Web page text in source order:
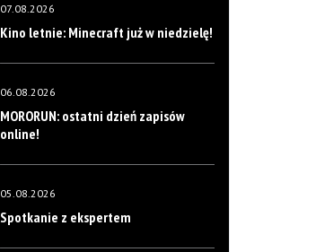
07.08.2026
Kino letnie: Minecraft już w niedzielę!
06.08.2026
MORORUN: ostatni dzień zapisów
online!
05.08.2026
Spotkanie z ekspertem